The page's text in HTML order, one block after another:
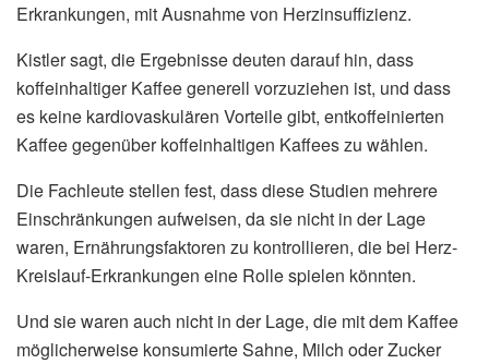
Erkrankungen, mit Ausnahme von Herzinsuffizienz.
Kistler sagt, die Ergebnisse deuten darauf hin, dass
koffeinhaltiger Kaffee generell vorzuziehen ist, und dass
es keine kardiovaskulären Vorteile gibt, entkoffeinierten
Kaffee gegenüber koffeinhaltigen Kaffees zu wählen.
Die Fachleute stellen fest, dass diese Studien mehrere
Einschränkungen aufweisen, da sie nicht in der Lage
waren, Ernährungsfaktoren zu kontrollieren, die bei Herz-
Kreislauf-Erkrankungen eine Rolle spielen könnten.
Und sie waren auch nicht in der Lage, die mit dem Kaffee
möglicherweise konsumierte Sahne, Milch oder Zucker